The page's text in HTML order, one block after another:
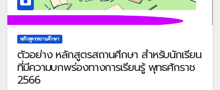
หลักสูตรสถานศึกษา
ตัวอย่าง หลักสูตรสถานศึกษา สำหรับนักเรียน
ที่มีความบกพร่องทางการเรียนรู้ พุทธศักราช
2566